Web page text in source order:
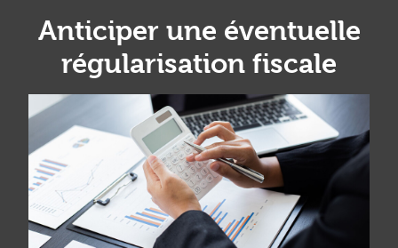
Anticiper une éventuelle
régularisation fiscale